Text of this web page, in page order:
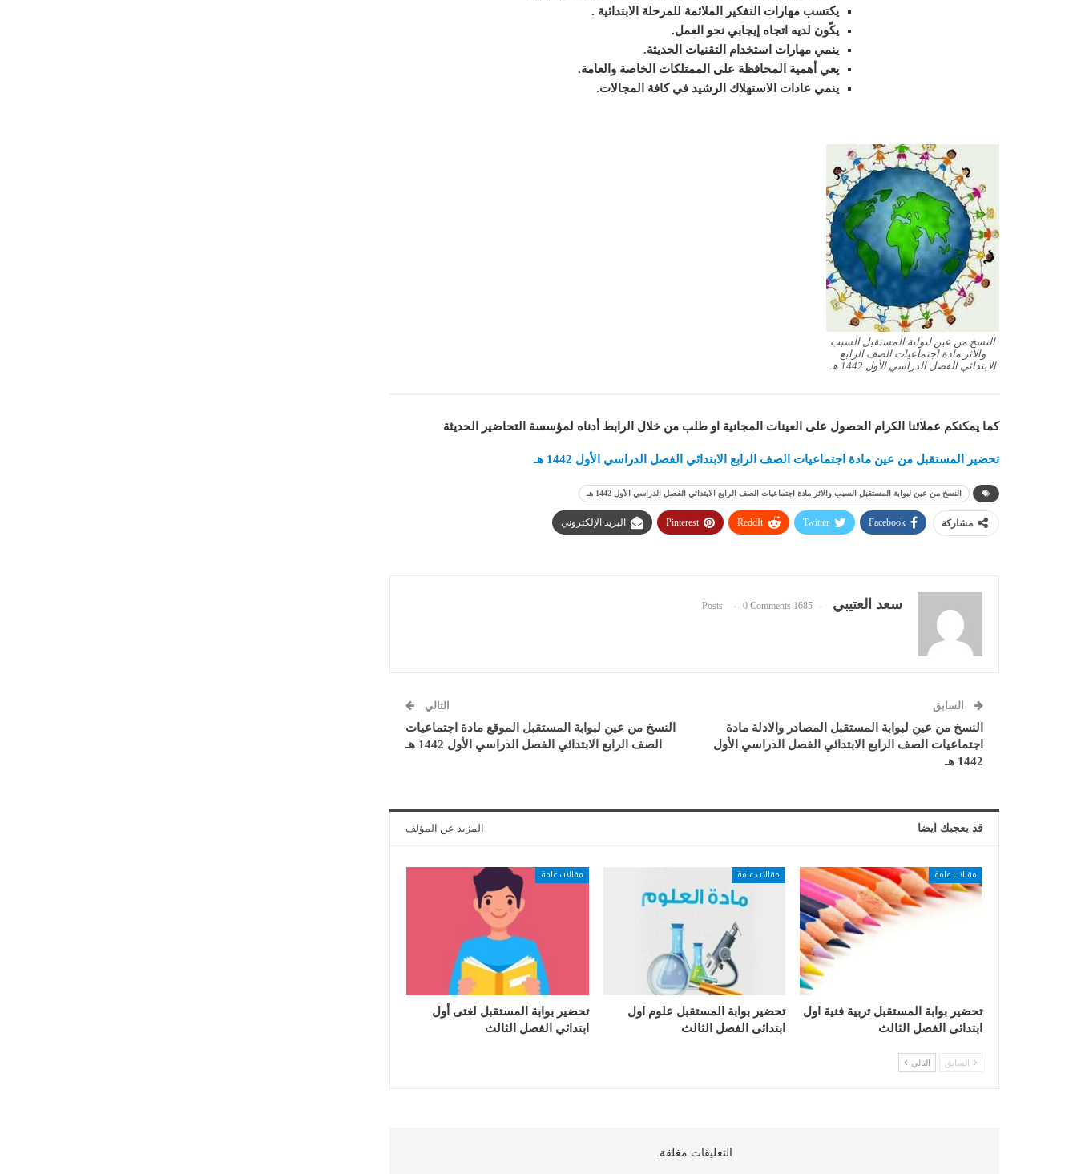
يكتسب مهارات التفكير الملائمة للمرحلة الابتدائية .
يكّون لديه اتجاه إيجابي نحو العمل.
ينمي مهارات استخدام التقنيات الحديثة.
يعي أهمية المحافظة على الممتلكات الخاصة والعامة.
ينمي عادات الاستهلاك الرشيد في كافة المجالات.
النسخ من عين لبوابة المستقبل السبب
والاثر مادة اجتماعيات الصف الرابع
الابتدائي الفصل الدراسي الأول 1442 هـ
كما يمكنكم عملائنا الكرام الحصول على العينات المجانية او طلب من خلال الرابط أدناه لمؤسسة التحاضير الحديثة
تحضير المستقبل من عين مادة اجتماعيات الصف الرابع الابتدائي الفصل الدراسي الأول 1442 هـ
النسخ من عين لبوابة المستقبل السبب والاثر مادة اجتماعيات الصف الرابع الابتدائي الفصل الدراسي الأول 1442 هـ
مشاركة Facebook
Twitter
ReddIt
Pinterest البريد الإلكتروني
سعد العتيبي 1685 Posts
0 Comments
السابق
النسخ من عين لبوابة المستقبل المصادر والادلة مادة
اجتماعيات الصف الرابع الابتدائي الفصل الدراسي الأول
1442 هـ
التالي
النسخ من عين لبوابة المستقبل الموقع مادة اجتماعيات
الصف الرابع الابتدائي الفصل الدراسي الأول 1442 هـ
قد يعجبك ايضا المزيد عن المؤلف
مقالات عامة
تحضير بوابة المستقبل تربية فنية اول
ابتدائى الفصل الثالث
مقالات عامة
تحضير بوابة المستقبل علوم اول
ابتدائى الفصل الثالث
مقالات عامة
تحضير بوابة المستقبل لغتى أول
ابتدائي الفصل الثالث
السابق التالي
التعليقات مغلقة.